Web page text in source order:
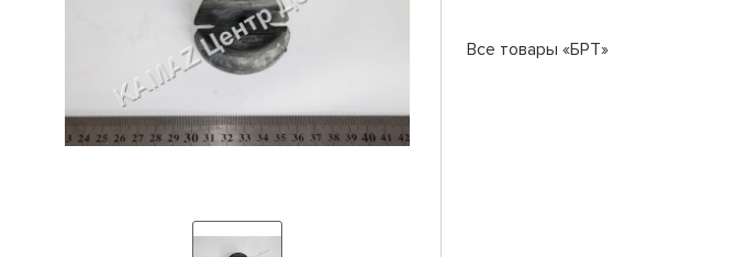
Все товары «БРТ»